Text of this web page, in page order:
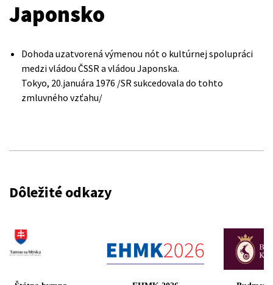
Japonsko
Dohoda uzatvorená výmenou nót o kultúrnej spolupráci
medzi vládou ČSSR a vládou Japonska.
Tokyo, 20.januára 1976 /SR sukcedovala do tohto
zmluvného vzťahu/
Dôležité odkazy